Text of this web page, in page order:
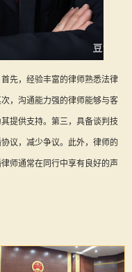
先，经验丰富的律师熟悉法律
，沟通能力强的律师能够与客
提供支持。第三，具备谈判技
议，减少争议。此外，律师的
师通常在同行中享有良好的声